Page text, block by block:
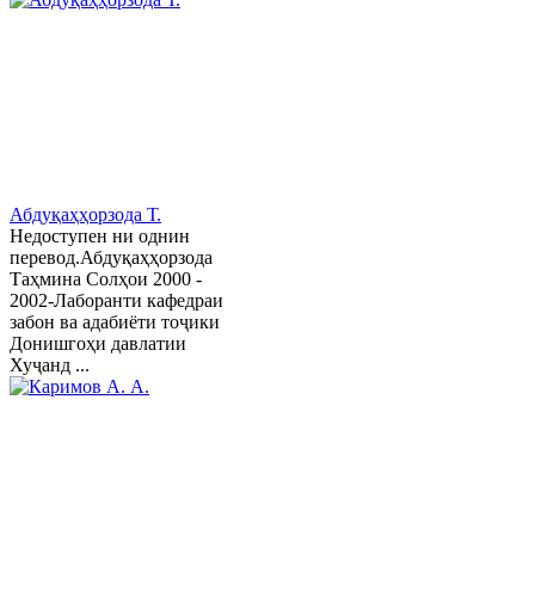
Абдуқаҳҳорзода Т.
Недоступен ни однин
перевод.Абдуқаҳҳорзода
Таҳмина Солҳои 2000 -
2002-Лаборанти кафедраи
забон ва адабиёти тоҷики
Донишгоҳи давлатии
Хуҷанд ...